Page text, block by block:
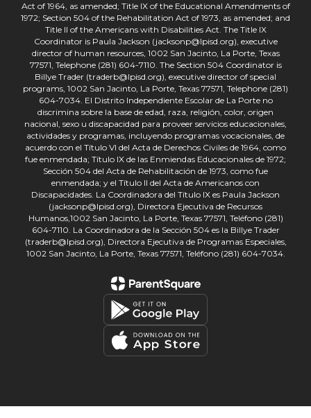
Act of 1964, as amended; Title IX of the Educational Amendments of
1972; Section 504 of the Rehabilitation Act of 1973, as amended; and
Title II of the Americans with Disabilities Act. The Title IX
Coordinator is Paula Jackson (jacksonp@lpisd.org), executive
director of human resources, 1002 San Jacinto, La Porte, Texas
77571, Telephone (281) 604-7110. The Section 504 Coordinator is
Billye Trader (traderb@lpisd.org), executive director of special
programs, 1002 San Jacinto, La Porte, Texas 77571, Telephone (281)
604-7034. El Distrito Independiente Escolar de La Porte no
discrimina sobre la base de edad, raza, religión, color, origen
nacional, sexo u discapacidad para proveer servicios educacionales,
actividades y programas, incluyendo programas vocacionales, de
acuerdo con el Título VI del Acta de Derechos Civiles de 1964, como
fue enmendada; Título IX de las Enmiendas Educacionales de 1972;
Sección 504 del Acta de Rehabilitación de 1973, como fue
enmendada; y el Título II del Acta de Americanos con
Discapacidades. La Coordinadora del Título IX es Paula Jackson
(jacksonp@lpisd.org), Directora Ejecutiva de Recursos
Humanos,1002 San Jacinto, La Porte, Texas 77571, Teléfono (281)
604-7110. La Coordinadora de la Sección 504 es la Billye Trader
(traderb@lpisd.org), Directora Ejecutiva de Programas Especiales,
1002 San Jacinto, La Porte, Texas 77571, Teléfono (281) 604-7034.